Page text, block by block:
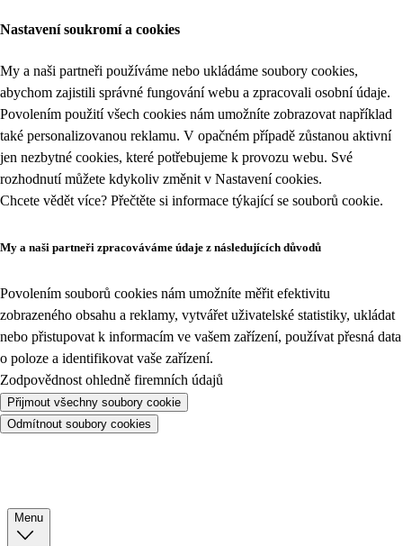
Nastavení soukromí a cookies
My a naši partneři používáme nebo ukládáme soubory cookies,
abychom zajistili správné fungování webu a zpracovali osobní údaje.
Povolením použití všech cookies nám umožníte zobrazovat například
také personalizovanou reklamu. V opačném případě zůstanou aktivní
jen nezbytné cookies, které potřebujeme k provozu webu. Své
rozhodnutí můžete kdykoliv změnit v Nastavení cookies.
Chcete vědět více? Přečtěte si informace týkající se souborů cookie.
My a naši partneři zpracováváme údaje z následujících důvodů
Povolením souborů cookies nám umožníte měřit efektivitu
zobrazeného obsahu a reklamy, vytvářet uživatelské statistiky, ukládat
nebo přistupovat k informacím ve vašem zařízení, používat přesná data
o poloze a identifikovat vaše zařízení.
Zodpovědnost ohledně firemních údajů
Přijmout všechny soubory cookie
Odmítnout soubory cookies
Menu